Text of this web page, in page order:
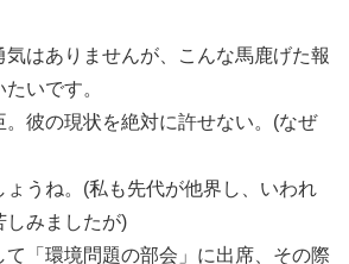
はありませんが、こんな馬鹿げた報
いです。
彼の現状を絶対に許せない。(なぜ
ょうね。(私も先代が他界し、いわれ
しみましたが)
て「環境問題の部会」に出席、その際